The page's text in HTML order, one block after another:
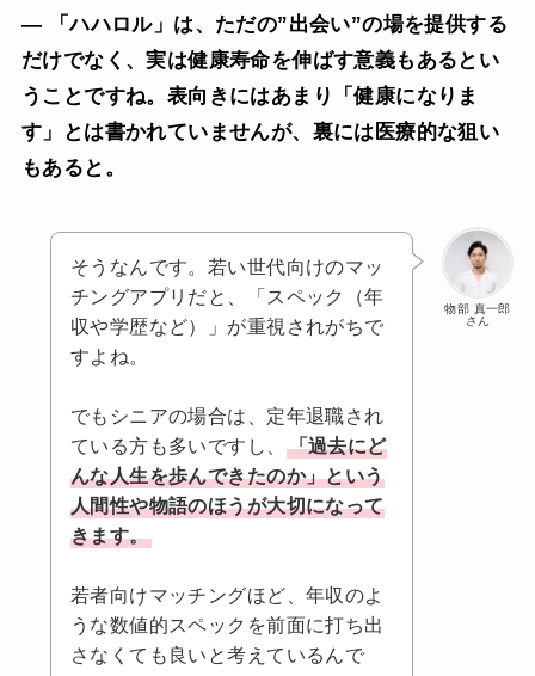
— 「ハハロル」は、ただの”出会い”の場を提供する
だけでなく、実は健康寿命を伸ばす意義もあるとい
うことですね。表向きにはあまり「健康になりま
す」とは書かれていませんが、裏には医療的な狙い
もあると。
物部 真一郎
さん
そうなんです。若い世代向けのマッ
チングアプリだと、「スペック（年
収や学歴など）」が重視されがちで
すよね。
でもシニアの場合は、定年退職され
ている方も多いですし、
「過去にど
んな人生を歩んできたのか」という
人間性や物語のほうが大切になって
きます。
若者向けマッチングほど、年収のよ
うな数値的スペックを前面に打ち出
さなくても良いと考えているんで